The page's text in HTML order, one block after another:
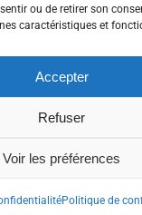
ou de retirer son
caractéristiques et
Accepter
Refuser
Voir les préférences
Politique de
© 2023 |Mentions
| Photos parOmbre et